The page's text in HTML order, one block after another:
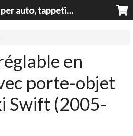
Braccioli per auto, tappeti auto, accessori auto MADE IN ITALY - Armrests, Mittelarmlehnen, Accoundoirs
en
porte-objet
Swift (2005-